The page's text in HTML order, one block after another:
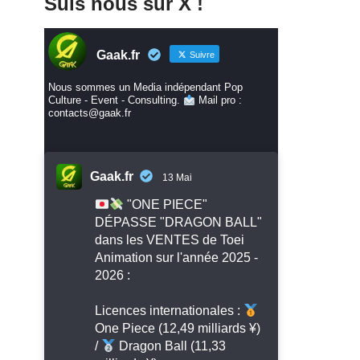
Gaak.fr Suivre
Nous sommes un Media indépendant Pop
Culture - Event - Consulting.
Mail pro :
contacts@gaak.fr
Gaak.fr 13 Mai
"ONE PIECE"
DÉPASSE "DRAGON BALL"
dans les VENTES de Toei
Animation sur l'année 2025 -
2026 :
Licences internationales :
One Piece (12,49 milliards ¥)
/
Dragon Ball (11,33